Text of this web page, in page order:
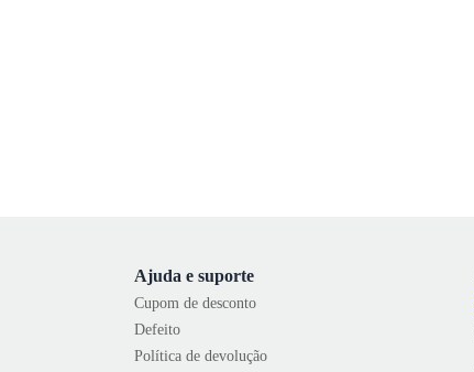
Ajuda e suporte
Cupom de desconto
Defeito
Política de devolução